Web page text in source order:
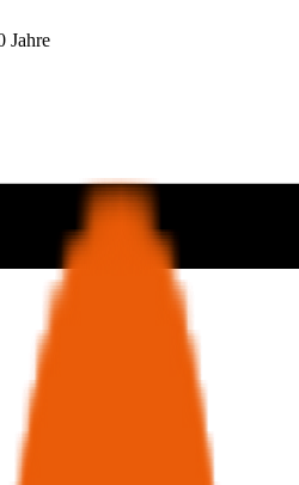
Jahre